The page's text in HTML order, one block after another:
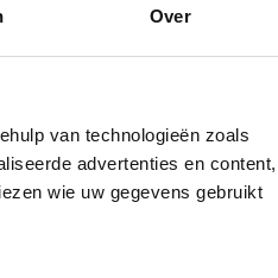
Over
van technologieën zoals
advertenties en content,
wie uw gegevens gebruikt